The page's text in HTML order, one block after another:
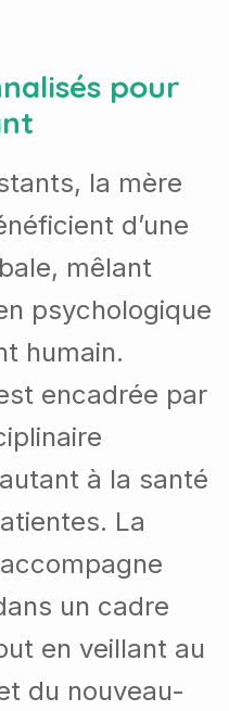
pour
la mère
d’une
mêlant
psychologique
humain.
encadrée par
à la santé
La
un cadre
en veillant au
du nouveau-